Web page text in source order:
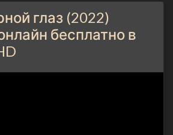
глаз (2022)
бесплатно в